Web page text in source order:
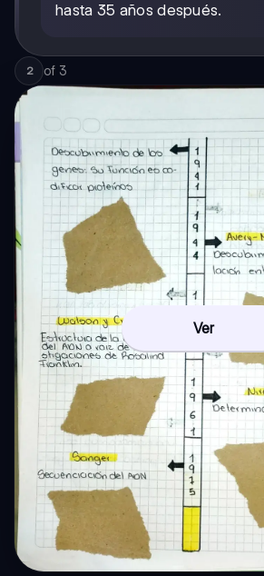
hasta 35 años después.
2 of 3
Ver